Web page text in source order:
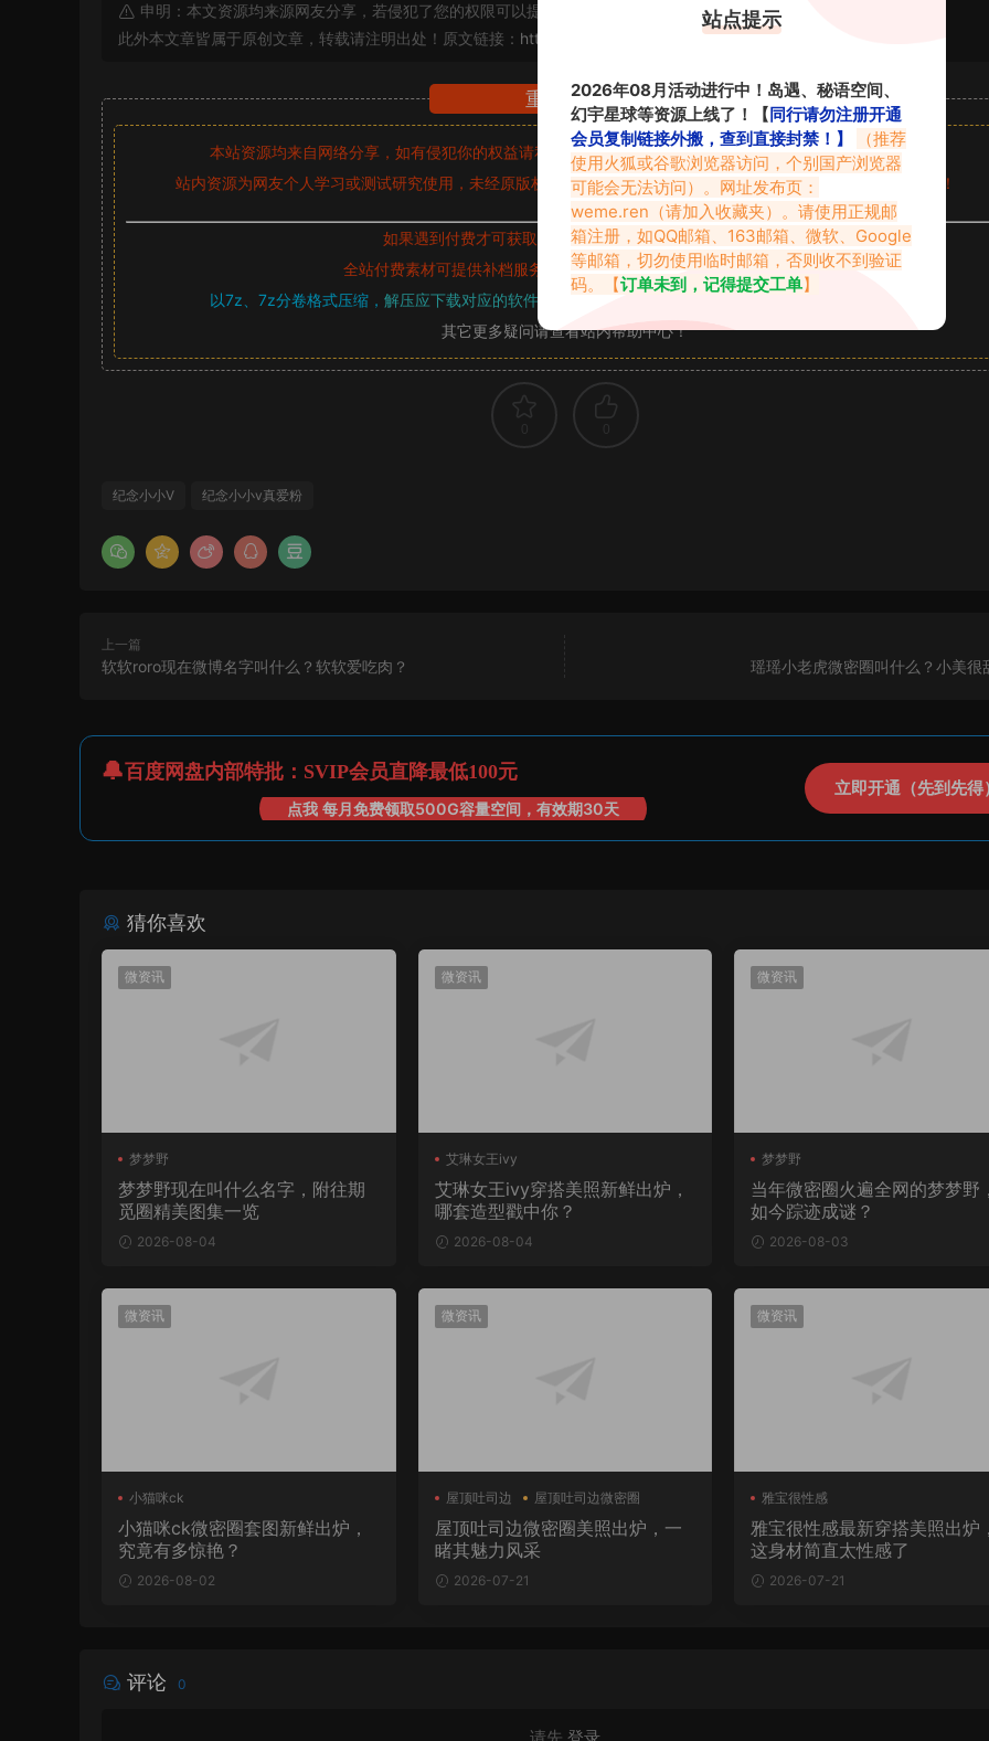
申明：本文资源均来源网友分享，若侵犯了您的权限可以提交工单处理。
此外本文章皆属于原创文章，转载请注明出处！原文链接： https://vmiba.top/7498.html
重要声明
本站资源均来自网络分享，如有侵犯你的权益请私信留言收到留言后，我们会第一时间进行审核后删除。
站内资源为网友个人学习或测试研究使用，未经原版权作者许可,禁止用于任何商业途径！请在下载24小时内删除！
如果遇到付费才可获取的素材，建议升级对应的VIP。
全站付费素材可提供补档服务
均有备份”， 素材以主流网盘分享。
以7z、7z分卷格式压缩， 解压应下载对应的软件操作，
电脑：7-zip；安卓：zarchiver；苹果：解压专家
其它更多疑问请查看站内帮助中心！
纪念小小V 纪念小小v真爱粉
上一篇
软软roro现在微博名字叫什么？软软爱吃肉？ 瑶瑶小老虎微密圈叫什么？小美很
百度网盘内部特批：SVIP会员直降最低100元
点我 每月免费领取500G容量空间，有效期30天
立即开通（先到先得
猜你喜欢
微资讯
梦梦野
梦梦野现在叫什么名字，附往期
觅圈精美图集一览
2026-08-04
微资讯
艾琳女王ivy
艾琳女王ivy穿搭美照新鲜出炉，
哪套造型戳中你？
2026-08-04
微资讯
梦梦野
当年微密圈火遍全网的梦梦野
如今踪迹成谜？
2026-08-03
微资讯
小猫咪ck
小猫咪ck微密圈套图新鲜出炉，
究竟有多惊艳？
2026-08-02
微资讯
屋顶吐司边 屋顶吐司边微密圈
屋顶吐司边微密圈美照出炉，一
睹其魅力风采
2026-07-21
微资讯
雅宝很性感
雅宝很性感最新穿搭美照出炉
这身材简直太性感了
2026-07-21
评论 0
站点提示
2026年08月活动进行中！岛遇、秘语空间、
幻宇星球等资源上线了！【同行请勿注册开通
会员复制链接外搬，查到直接封禁！】
（推荐
使用火狐或谷歌浏览器访问，个别国产浏览器
可能会无法访问）。网址发布页：
weme.ren （请加入收藏夹）。请使用正规邮
箱注册，如QQ邮箱、163邮箱、微软、Google
等邮箱，切勿使用临时邮箱，否则收不到验证
码。【订单未到，记得提交工单】